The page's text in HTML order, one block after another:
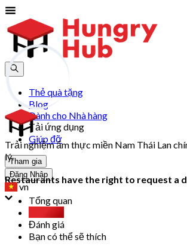
Thẻ quà tặng
Blog
Dành cho Nhà hàng
Tải ứng dụng
Giúp đỡ
Tham gia
Đăng Nhập
vn
Trải nghiệm ẩm thực miền Nam Thái Lan
lý.
Restaurants have the right to request a
Tổng quan
Đánh giá
Bạn có thể sẽ thích